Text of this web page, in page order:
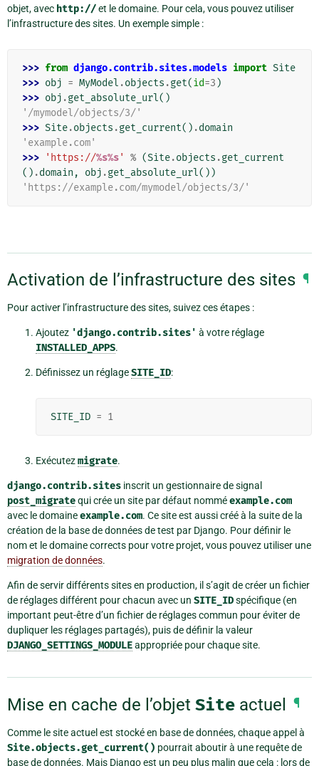
objet, avec http://et le domaine. Pour cela, vous pouvez utiliser
l’infrastructure des sites. Un exemple simple :
>>> from django.contrib.sites.models import Site
>>> obj = MyModel .objects .get(id=3 )
>>> obj .get_absolute_url()
'/mymodel/objects/3/'
>>> Site.objects .get_current() .domain
'example.com'
>>>
'https://%s%s' % (Site.objects .get_current
() .domain , obj .get_absolute_url())
'https://example.com/mymodel/objects/3/'
Activation de l’infrastructure des sites ¶
Pour activer l’infrastructure des sites, suivez ces étapes :
Ajoutez 'django.contrib.sites' à votre réglage
INSTALLED_APPS.
Définissez un réglageSITE_ID:
SITE_ID = 1
Exécutezmigrate.
django.contrib.sites inscrit un gestionnaire de signal
post_migratequi crée un site par défaut nomméexample.com
avec le domaineexample.com. Ce site est aussi créé à la suite de la
création de la base de données de test par Django. Pour définir le
nom et le domaine corrects pour votre projet, vous pouvez utiliser une
migration de données.
Afin de servir différents sites en production, il s’agit de créer un fichier
de réglages différent pour chacun avec un SITE_IDspécifique (en
important peut-être d’un fichier de réglages commun pour éviter de
dupliquer les réglages partagés), puis de définir la valeur
DJANGO_SETTINGS_MODULEappropriée pour chaque site.
Mise en cache de l’objet Site actuel ¶
Comme le site actuel est stocké en base de données, chaque appel à
Site.objects.get_current() pourrait aboutir à une requête de
base de données. Mais Django est un peu plus malin que cela : lors de